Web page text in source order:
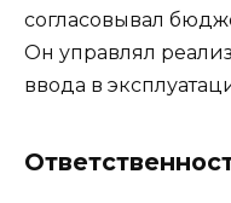
согласовывал
Он управлял
ввода в